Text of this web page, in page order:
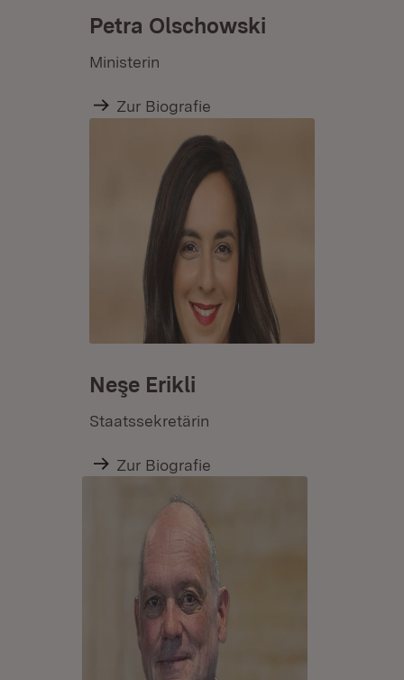
Petra Olschowski
Ministerin
Zur Biografie
Neşe Erikli
Staatssekretärin
Zur Biografie